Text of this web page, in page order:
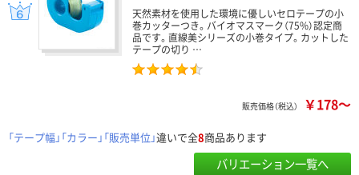
天然素材を使用した環境に優しいセロテープの小
巻カッターつき。バイオマスマーク（75%）認定商
品です。直線美シリーズの小巻タイプ。カットした
テープの切り …
販売価格（税込） ￥178～
「テープ幅」「カラー」「販売単位」違いで全8商品あります
バリエーション一覧へ